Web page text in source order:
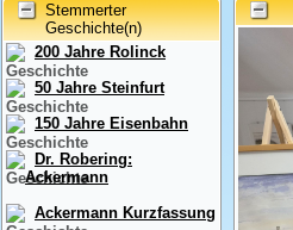
Stemmerter
Geschichte(n)
200 Jahre Rolinck
50 Jahre Steinfurt
150 Jahre Eisenbahn
Dr. Robering:
Ackermann
Ackermann Kurzfassung